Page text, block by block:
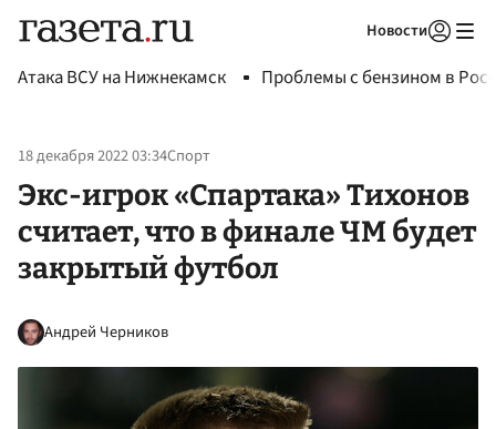
Новости
Атака ВСУ на Нижнекамск Проблемы с бензином в
18 декабря 2022 03:34Спорт
Экс-игрок «Спартака» Тихонов
считает, что в финале ЧМ будет
закрытый футбол
Андрей Черников